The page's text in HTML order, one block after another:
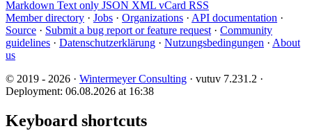
Markdown Text only JSON XML vCard RSS
Member directory · Jobs · Organizations · API documentation ·
Source · Submit a bug report or feature request · Community
guidelines · Datenschutzerklärung · Nutzungsbedingungen · About
us
© 2019 - 2026 · Wintermeyer Consulting · vutuv 7.231.2 ·
Deployment: 06.08.2026 at 16:38
Keyboard shortcuts